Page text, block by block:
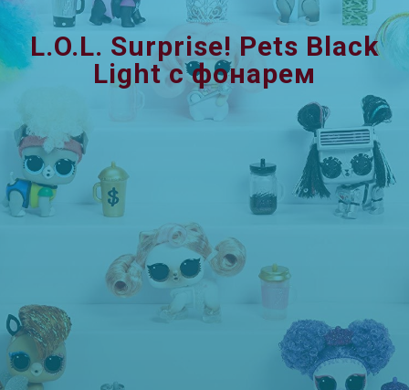
L.O.L. Surprise! Pets Black
Light с фонарем